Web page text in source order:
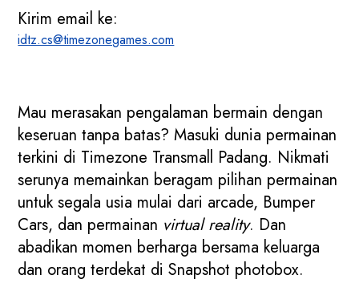
Kirim email ke:
idtz.cs@timezonegames.com
Mau merasakan pengalaman bermain dengan
keseruan tanpa batas? Masuki dunia permainan
terkini di Timezone Transmall Padang. Nikmati
serunya memainkan beragam pilihan permainan
untuk segala usia mulai dari arcade, Bumper
Cars, dan permainan virtual reality. Dan
abadikan momen berharga bersama keluarga
dan orang terdekat di Snapshot photobox.